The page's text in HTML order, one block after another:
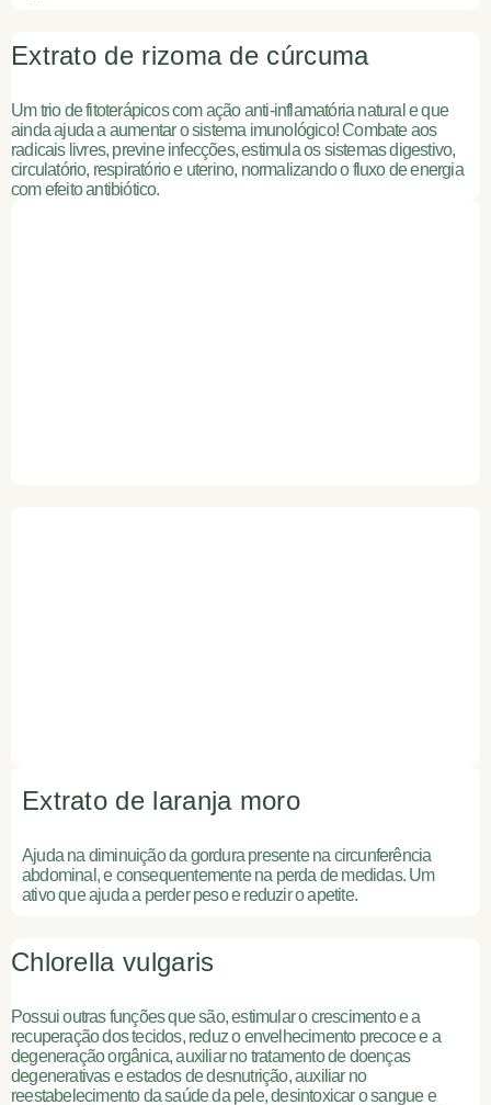
Extrato de rizoma de cúrcuma
Um trio de fitoterápicos com ação anti-inflamatória natural e que
ainda ajuda a aumentar o sistema imunológico! Combate aos
radicais livres, previne infecções, estimula os sistemas digestivo,
circulatório, respiratório e uterino, normalizando o fluxo de energia
com efeito antibiótico.
Extrato de laranja moro
Ajuda na diminuição da gordura presente na circunferência
abdominal, e consequentemente na perda de medidas. Um
ativo que ajuda a perder peso e reduzir o apetite.
Chlorella vulgaris
Possui outras funções que são, estimular o crescimento e a
recuperação dos tecidos, reduz o envelhecimento precoce e a
degeneração orgânica, auxiliar no tratamento de doenças
degenerativas e estados de desnutrição, auxiliar no
reestabelecimento da saúde da pele, desintoxicar o sangue e